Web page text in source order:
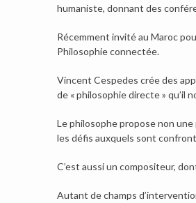
humaniste, donnant des
Récemment invité au Maroc
Philosophie connectée.
Vincent Cespedes crée des
de « philosophie directe » qu’il
Le philosophe propose non
les défis auxquels sont
C’est aussi un compositeur,
Autant de champs